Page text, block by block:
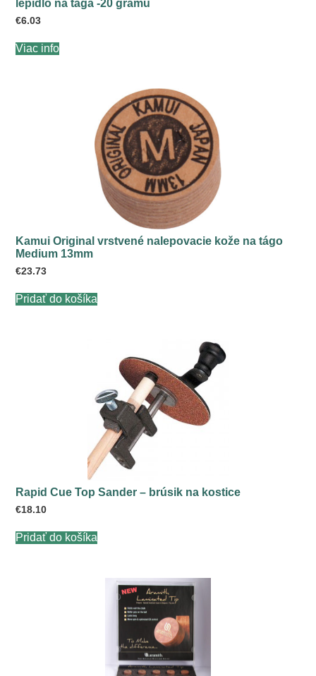
lepidlo na tága -20 gramu
€6.03
Viac info
Kamui Original vrstvené nalepovacie kože na tágo
Medium 13mm
€23.73
Pridať do košíka
Rapid Cue Top Sander – brúsik na kostice
€18.10
Pridať do košíka